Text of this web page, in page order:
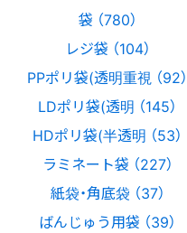
袋 （780）
レジ袋 （104）
PPポリ袋(透明重視 （92）
LDポリ袋(透明 （145）
HDポリ袋(半透明 （53）
ラミネート袋 （227）
紙袋・角底袋 （37）
ばんじゅう用袋 （39）